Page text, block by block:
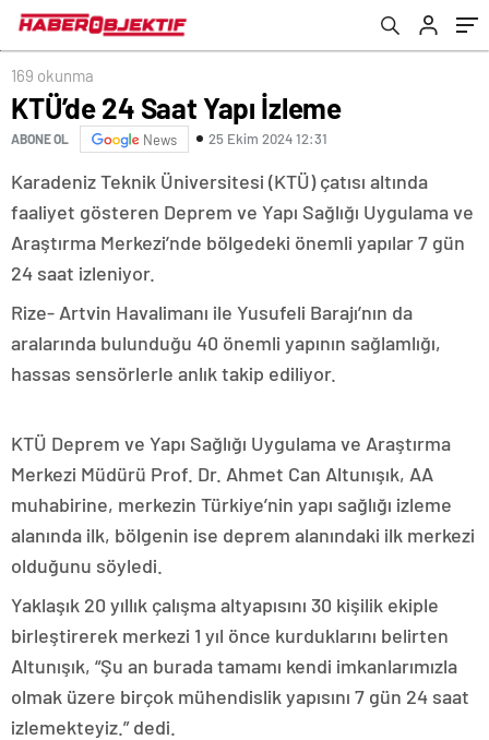
169 okunma
KTÜ’de 24 Saat Yapı İzleme
ABONE OL News 25 Ekim 2024 12:31
Karadeniz Teknik Üniversitesi (KTÜ) çatısı altında
faaliyet gösteren Deprem ve Yapı Sağlığı Uygulama ve
Araştırma Merkezi’nde bölgedeki önemli yapılar 7 gün
24 saat izleniyor.
Rize- Artvin Havalimanı ile Yusufeli Barajı’nın da
aralarında bulunduğu 40 önemli yapının sağlamlığı,
hassas sensörlerle anlık takip ediliyor.
KTÜ Deprem ve Yapı Sağlığı Uygulama ve Araştırma
Merkezi Müdürü Prof. Dr. Ahmet Can Altunışık, AA
muhabirine, merkezin Türkiye’nin yapı sağlığı izleme
alanında ilk, bölgenin ise deprem alanındaki ilk merkezi
olduğunu söyledi.
Yaklaşık 20 yıllık çalışma altyapısını 30 kişilik ekiple
birleştirerek merkezi 1 yıl önce kurduklarını belirten
Altunışık, “Şu an burada tamamı kendi imkanlarımızla
olmak üzere birçok mühendislik yapısını 7 gün 24 saat
izlemekteyiz.” dedi.